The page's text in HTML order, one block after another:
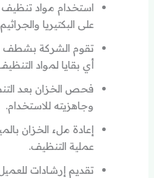
استخدام مواد
على البكتيريا
تقوم الشركة بشطف
أي بقايا لمواد
فحص الخزان بعد
وجاهزيته للاستخدام.
إعادة ملء الخزان
عملية التنظيف.
تقديم إرشادات